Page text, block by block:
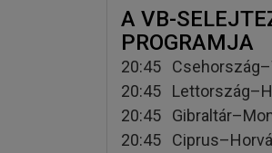
A VB-
PROGRAMJA
20:45
20:45
20:45
20:45